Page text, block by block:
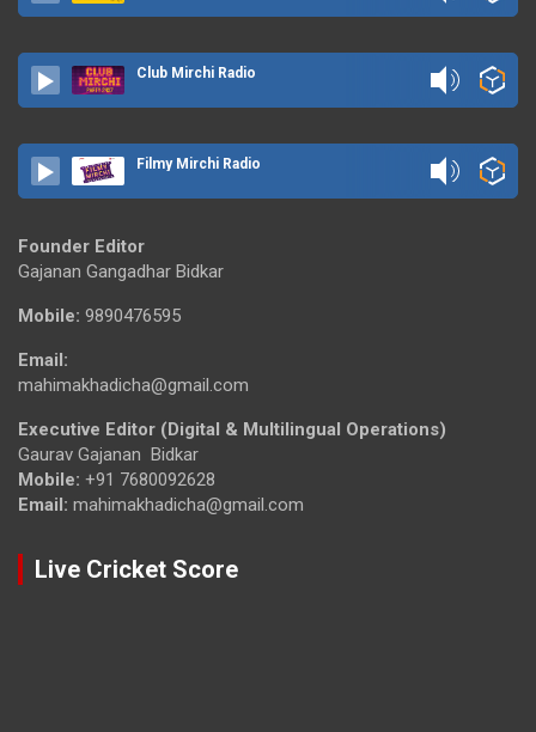
Club Mirchi Radio
Filmy Mirchi Radio
Founder Editor
Gajanan Gangadhar Bidkar
Mobile: 9890476595
Email:
mahimakhadicha@gmail.com
Executive Editor (Digital & Multilingual Operations)
Gaurav Gajanan Bidkar
Mobile: +91 7680092628
Email: mahimakhadicha@gmail.com
Live Cricket Score